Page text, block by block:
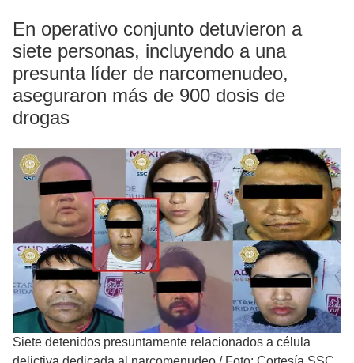
En operativo conjunto detuvieron a
siete personas, incluyendo a una
presunta líder de narcomenudeo,
aseguraron más de 900 dosis de
drogas
Siete detenidos presuntamente relacionados a célula